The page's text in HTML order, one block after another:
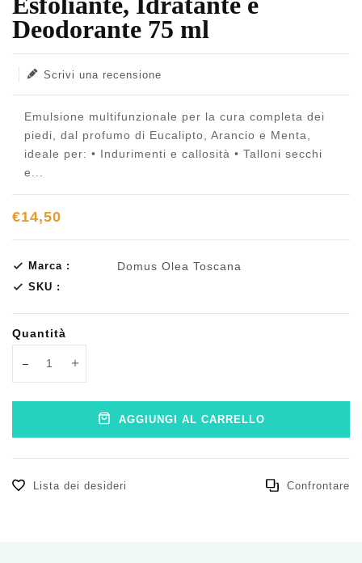
Deodorante 75 ml
Scrivi una recensione
Emulsione multifunzionale per la cura completa dei
piedi, dal profumo di Eucalipto, Arancio e Menta,
ideale per: • Indurimenti e callosità • Talloni secchi
e...
€14,50
Marca : Domus Olea Toscana
SKU :
Quantità
Translation missing: it.products.product.decrease
Translation missing: it.products.product.increase
AGGIUNGI AL CARRELLO
Lista dei desideri Confrontare